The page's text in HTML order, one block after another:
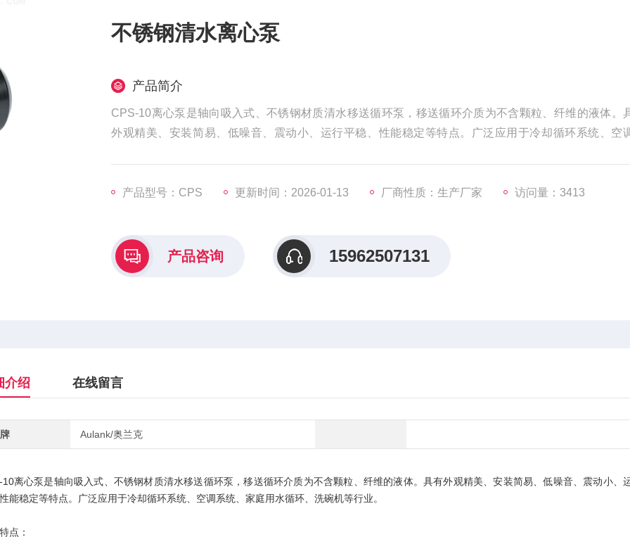
不锈钢清水离心泵
产品简介
CPS-10离心泵是轴向吸入式、不锈钢材质清水移送循环泵，移送循环介质为不含颗粒、纤维的液体。
外观精美、安装简易、低噪音、震动小、运行平稳、性能稳定等特点。广泛应用于冷却循环系统、空
产品型号：CPS 更新时间：2026-01-13 厂商性质：生产厂家 访问量：3413
产品咨询 15962507131
介绍 在线留言
Aulank/奥兰克
10离心泵是轴向吸入式、不锈钢材质清水移送循环泵，移送循环介质为不含颗粒、纤维的液体。具有外观精美、安装简易、低噪音、震动小、
能稳定等特点。广泛应用于冷却循环系统、空调系统、家庭用水循环、洗碗机等行业。
点：